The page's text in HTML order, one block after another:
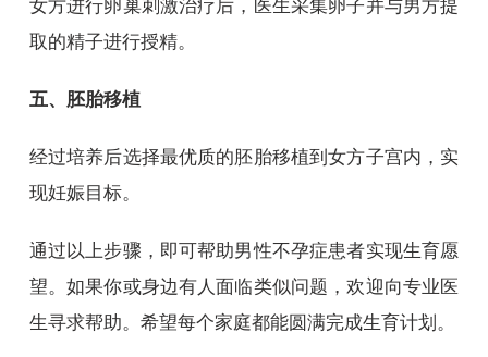
女方进行卵巢刺激治疗后，医生采集卵子并与男方提
取的精子进行授精。
五、胚胎移植
经过培养后选择最优质的胚胎移植到女方子宫内，实
现妊娠目标。
通过以上步骤，即可帮助男性不孕症患者实现生育愿
望。如果你或身边有人面临类似问题，欢迎向专业医
生寻求帮助。希望每个家庭都能圆满完成生育计划。